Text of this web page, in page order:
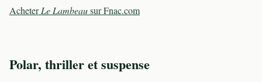
AcheterLe Lambeausur Fnac.com
Polar, thriller et suspense